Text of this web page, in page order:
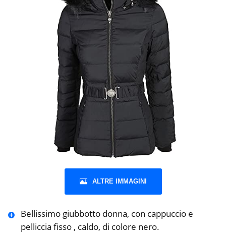
ALTRE IMMAGINI
Bellissimo giubbotto donna, con cappuccio e
pelliccia fisso , caldo, di colore nero.